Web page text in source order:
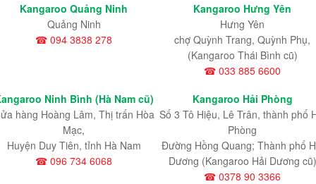
Kangaroo Quảng Ninh
Quảng Ninh
☎ 094 3838 278
Kangaroo Hưng Yên
Hưng Yên
chợ Quỳnh Trang, Quỳnh Phụ,
(Kangaroo Thái Bình cũ)
☎ 033 885 6600
Ninh Bình (Hà Nam cũ)
hàng Hoàng Lâm, Thị trấn Hòa
Mạc,
Huyện Duy Tiên, tỉnh Hà Nam
☎ 096 734 6068
Kangaroo Hải Phòng
Số 3 Tô Hiệu, Lê Trân, thành phố
Phòng
Đường Hồng Quang; Thành phố
Dương (Kangaroo Hải Dương cũ)
☎ 0378 90 3366